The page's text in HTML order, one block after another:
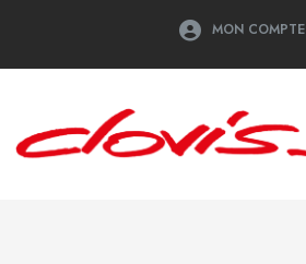
MON COMPTE